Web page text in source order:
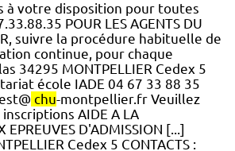
à votre disposition pour toutes
POUR LES AGENTS DU
suivre la procédure habituelle de
continue, pour chaque
34295 MONTPELLIER Cedex 5
école IADE 04 67 33 88 35
chu-montpellier.fr Veuillez
AIDE A LA
EPREUVES D'ADMISSION [...]
Cedex 5 CONTACTS :